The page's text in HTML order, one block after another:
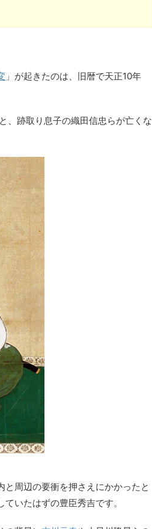
」が起きたのは、旧暦で天正10年
、跡取り息子の織田信忠らが亡くな
周辺の要衝を押さえにかかったと
いたはずの豊臣秀吉です。